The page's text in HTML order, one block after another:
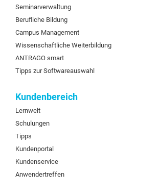
Seminarverwaltung
Berufliche Bildung
Campus Management
Wissenschaftliche Weiterbildung
ANTRAGO smart
Tipps zur Softwareauswahl
Kundenbereich
Lernwelt
Schulungen
Tipps
Kundenportal
Kundenservice
Anwendertreffen